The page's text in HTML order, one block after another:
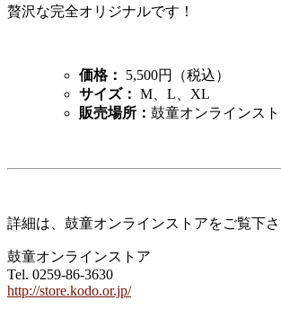
贅沢な完全オリジナルです！
価格：
5,500円（税込）
サイズ： M、L、XL
販売場所： 鼓童オンラインス
詳細は、鼓童オンラインストアをご覧下さ
鼓童オンラインストア
Tel. 0259-86-3630
http://store.kodo.or.jp/